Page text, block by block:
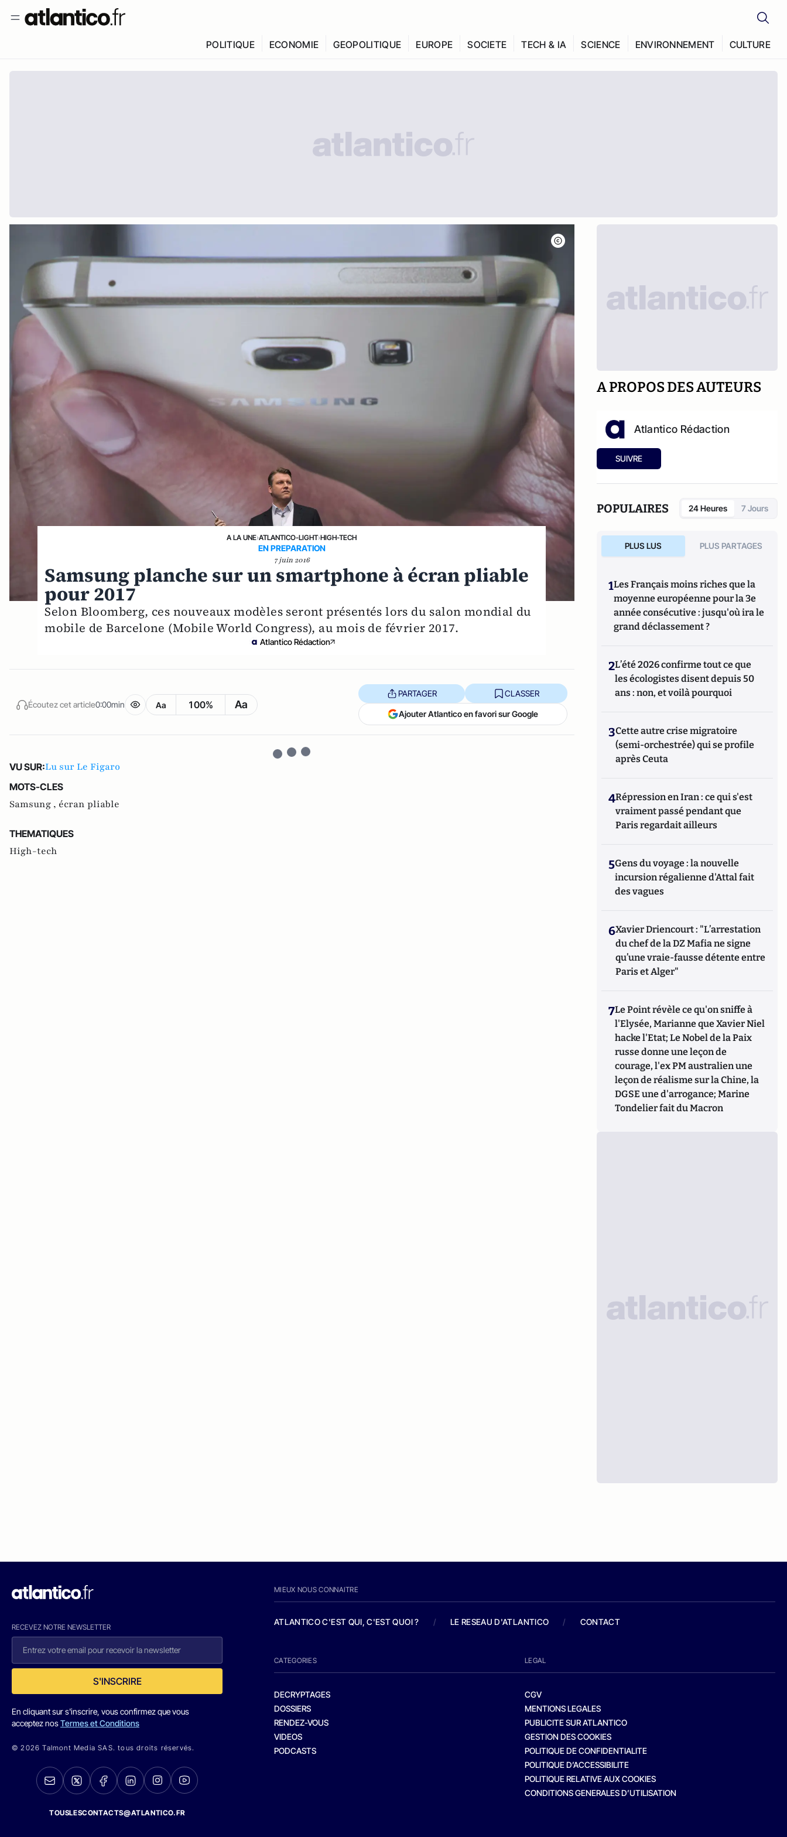
POLITIQUE ECONOMIE GEOPOLITIQUE EUROPE SOCIETE TECH & IA SCIENCE ENVIRONNEMENT CULTURE
A LA UNE›ATLANTICO-LIGHT›HIGH-TECH
EN PREPARATION
7 juin 2016
Samsung planche sur un smartphone à écran pliable
pour 2017
Selon Bloomberg, ces nouveaux modèles seront présentés lors du salon mondial du
mobile de Barcelone (Mobile World Congress), au mois de février 2017.
Atlantico Rédaction
Écoutez cet article0:00min Aa 100% Aa
PARTAGER CLASSER
Ajouter Atlantico en favori sur Google
VU SUR:Lu sur Le Figaro
MOTS-CLES
Samsung , écran pliable
THEMATIQUES
High-tech
A PROPOS DES AUTEURS
Atlantico Rédaction
SUIVRE
POPULAIRES 24 Heures 7 Jours
PLUS LUS PLUS PARTAGES
1Les Français moins riches que la
moyenne européenne pour la 3e
année consécutive : jusqu'où ira le
grand déclassement ?
2L’été 2026 confirme tout ce que
les écologistes disent depuis 50
ans : non, et voilà pourquoi
3Cette autre crise migratoire
(semi-orchestrée) qui se profile
après Ceuta
4Répression en Iran : ce qui s'est
vraiment passé pendant que
Paris regardait ailleurs
5Gens du voyage : la nouvelle
incursion régalienne d'Attal fait
des vagues
6Xavier Driencourt : "L’arrestation
du chef de la DZ Mafia ne signe
qu’une vraie-fausse détente entre
Paris et Alger"
7Le Point révèle ce qu'on sniffe à
l'Elysée, Marianne que Xavier Niel
hacke l'Etat; Le Nobel de la Paix
russe donne une leçon de
courage, l'ex PM australien une
leçon de réalisme sur la Chine, la
DGSE une d'arrogance; Marine
Tondelier fait du Macron
RECEVEZ NOTRE NEWSLETTER
S'INSCRIRE
En cliquant sur s'inscrire, vous confirmez que vous
acceptez nosTermes et Conditions
© 2026 Talmont Media SAS. tous droits réservés.
TOUSLESCONTACTS@ATLANTICO.FR
MIEUX NOUS CONNAITRE
ATLANTICO C'EST QUI, C'EST QUOI ? / LE RESEAU D'ATLANTICO / CONTACT
CATEGORIES
DECRYPTAGES
DOSSIERS
RENDEZ-VOUS
VIDEOS
PODCASTS
LEGAL
CGV
MENTIONS LEGALES
PUBLICITE SUR ATLANTICO
GESTION DES COOKIES
POLITIQUE DE CONFIDENTIALITE
POLITIQUE D’ACCESSIBILITE
POLITIQUE RELATIVE AUX COOKIES
CONDITIONS GENERALES D’UTILISATION